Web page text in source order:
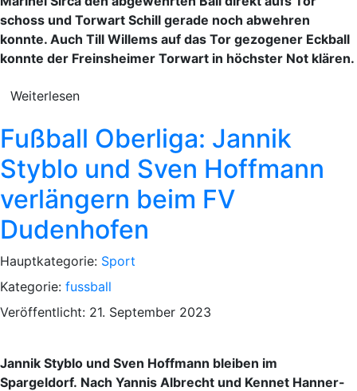
schoss und Torwart Schill gerade noch abwehren
konnte. Auch Till Willems auf das Tor gezogener Eckball
konnte der Freinsheimer Torwart in höchster Not klären.
Weiterlesen
Fußball Oberliga: Jannik
Styblo und Sven Hoffmann
verlängern beim FV
Dudenhofen
Hauptkategorie: Sport
Kategorie: fussball
Veröffentlicht: 21. September 2023
Jannik Styblo und Sven Hoffmann bleiben im
Spargeldorf. Nach Yannis Albrecht und Kennet Hanner-